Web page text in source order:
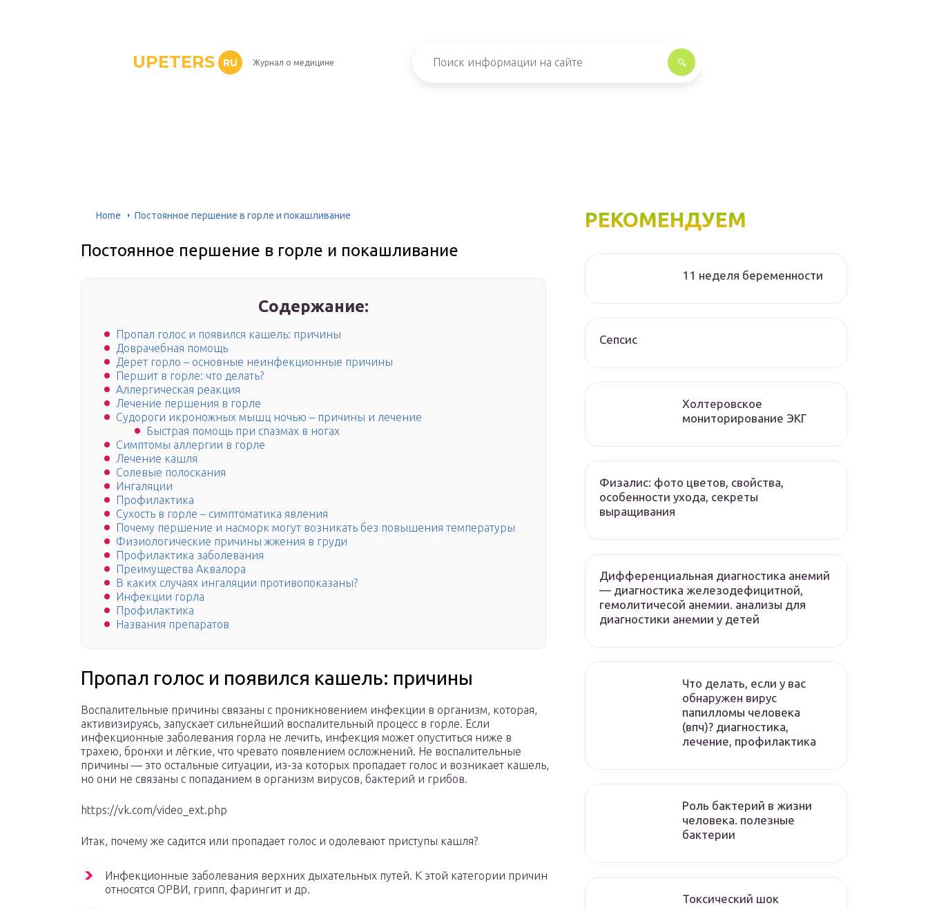
UPETERS RU Журнал о медицине
Home Постоянное першение в горле и покашливание
Постоянное першение в горле и покашливание
Содержание:
Пропал голос и появился кашель: причины
Доврачебная помощь
Дерет горло – основные неинфекционные причины
Першит в горле: что делать?
Аллергическая реакция
Лечение першения в горле
Судороги икроножных мышц ночью – причины и лечение
Быстрая помощь при спазмах в ногах
Симптомы аллергии в горле
Лечение кашля
Солевые полоскания
Ингаляции
Профилактика
Сухость в горле – симптоматика явления
Почему першение и насморк могут возникать без повышения температуры
Физиологические причины жжения в груди
Профилактика заболевания
Преимущества Аквалора
В каких случаях ингаляции противопоказаны?
Инфекции горла
Профилактика
Названия препаратов
Пропал голос и появился кашель: причины
Воспалительные причины связаны с проникновением инфекции в организм, которая,
активизируясь, запускает сильнейший воспалительный процесс в горле. Если
инфекционные заболевания горла не лечить, инфекция может опуститься ниже в
трахею, бронхи и лёгкие, что чревато появлением осложнений. Не воспалительные
причины — это остальные ситуации, из-за которых пропадает голос и возникает кашель,
но они не связаны с попаданием в организм вирусов, бактерий и грибов.
https://vk.com/video_ext.php
Итак, почему же садится или пропадает голос и одолевают приступы кашля?
Инфекционные заболевания верхних дыхательных путей. К этой категории причин
относятся ОРВИ, грипп, фарингит и др.
РЕКОМЕНДУЕМ
11 неделя беременности
Сепсис
Холтеровское
мониторирование ЭКГ
Физалис: фото цветов, свойства,
особенности ухода, секреты
выращивания
Дифференциальная диагностика анемий
— диагностика железодефицитной,
гемолитичесой анемии. анализы для
диагностики анемии у детей
Что делать, если у вас
обнаружен вирус
папилломы человека
(впч)? диагностика,
лечение, профилактика
Роль бактерий в жизни
человека. полезные
бактерии
Токсический шок